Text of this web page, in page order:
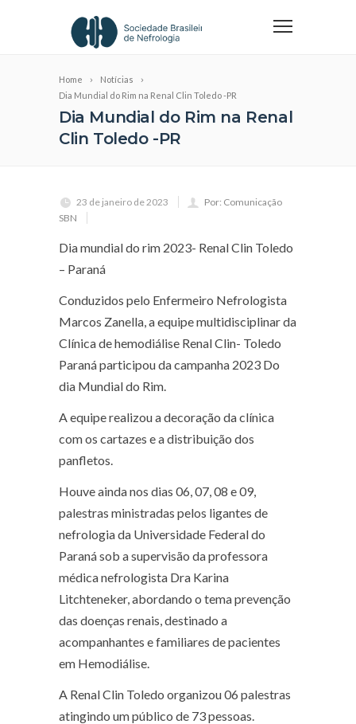
Home
Notícias
Dia Mundial do Rim na Renal Clin Toledo -PR
Dia Mundial do Rim na Renal
Clin Toledo -PR
23 de janeiro de 2023
Por: Comunicação
SBN
Dia mundial do rim 2023- Renal Clin Toledo
– Paraná
Conduzidos pelo Enfermeiro Nefrologista
Marcos Zanella, a equipe multidisciplinar da
Clínica de hemodiálise Renal Clin- Toledo
Paraná participou da campanha 2023 Do
dia Mundial do Rim.
A equipe realizou a decoração da clínica
com os cartazes e a distribuição dos
panfletos.
Houve ainda nos dias 06, 07, 08 e 09,
palestras ministradas pelos ligantes de
nefrologia da Universidade Federal do
Paraná sob a supervisão da professora
médica nefrologista Dra Karina
Litchteneker, abordando o tema prevenção
das doenças renais, destinado a
acompanhantes e familiares de pacientes
em Hemodiálise.
A Renal Clin Toledo organizou 06 palestras
atingindo um público de 73 pessoas.